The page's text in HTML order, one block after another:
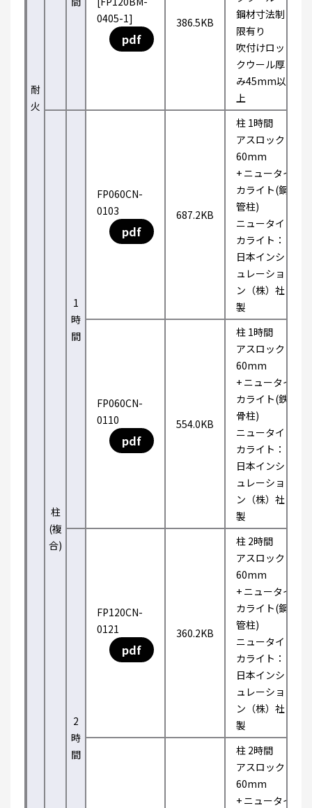
耐
火
0405-1]
pdf
386.5KB
鋼材寸法制
限有り
吹付けロッ
クウール厚
み45mm以
上
柱
(複
合)
1
時
間
FP060CN-
0103
pdf
687.2KB
柱 1時間
アスロック
60mm
+ ニュータイ
カライト(鋼
管柱)
ニュータイ
カライト：
日本インシ
ュレーショ
ン（株）社
製
FP060CN-
0110
pdf
554.0KB
柱 1時間
アスロック
60mm
+ ニュータイ
カライト(鉄
骨柱)
ニュータイ
カライト：
日本インシ
ュレーショ
ン（株）社
製
2
時
間
FP120CN-
0121
pdf
360.2KB
柱 2時間
アスロック
60mm
+ ニュータイ
カライト(鋼
管柱)
ニュータイ
カライト：
日本インシ
ュレーショ
ン（株）社
製
柱 2時間
アスロック
60mm
+ ニュータイ